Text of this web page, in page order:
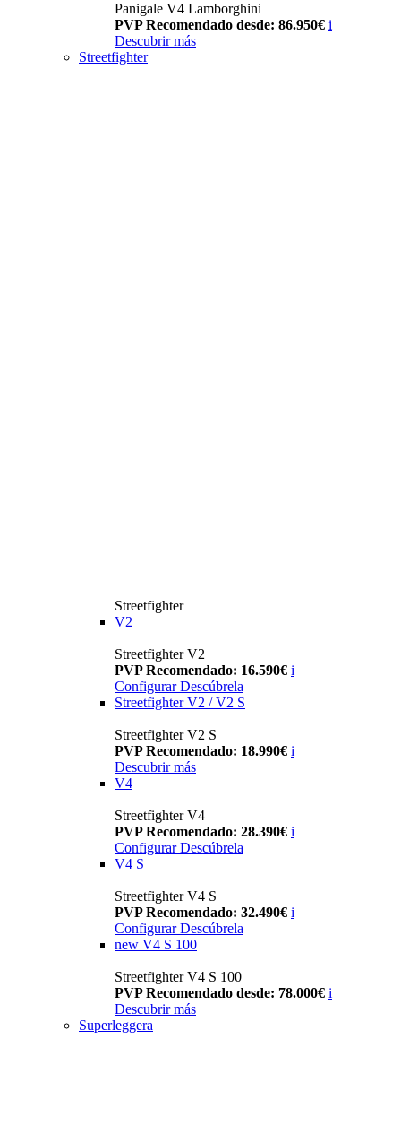
Panigale V4 Lamborghini
PVP Recomendado desde: 86.950€ i
Descubrir más
Streetfighter
Streetfighter
V2
Streetfighter V2
PVP Recomendado: 16.590€ i
Configurar Descúbrela
Streetfighter V2 / V2 S
Streetfighter V2 S
PVP Recomendado: 18.990€ i
Descubrir más
V4
Streetfighter V4
PVP Recomendado: 28.390€ i
Configurar Descúbrela
V4 S
Streetfighter V4 S
PVP Recomendado: 32.490€ i
Configurar Descúbrela
new V4 S 100
Streetfighter V4 S 100
PVP Recomendado desde: 78.000€ i
Descubrir más
Superleggera